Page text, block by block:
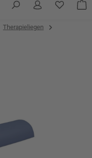
Du
Therapieliegen